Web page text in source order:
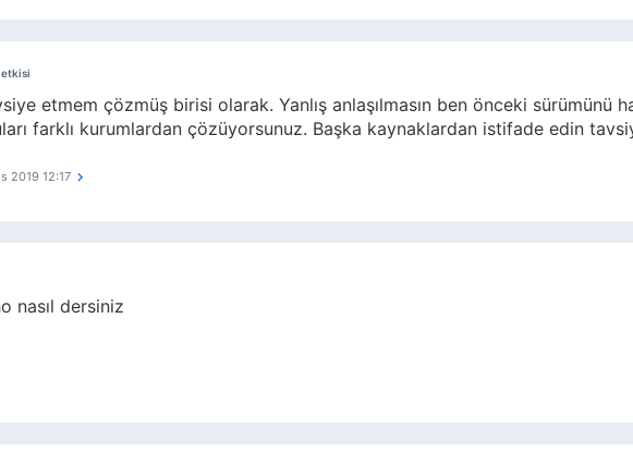
etkisi
etmem çözmüş birisi olarak. Yanlış anlaşılmasın ben önceki sürümünü
farklı kurumlardan çözüyorsunuz. Başka kaynaklardan istifade edin
2019 12:17
nasıl dersiniz